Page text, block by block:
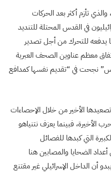
تأزم أكثر بعد الحركات
في القدس المحتلة للتنديد
يدفعه للتحرك من أجل تصدير
معظم عناوين الصحف العبرية
نجحت في “تقديم نفسها كمدافع
الأخير من خلال الإحصاءات
الأخيرة، فبينما يعزف نتنياهو
التي كبدها للفصائل
أعداد الضحايا والمصابين هنا
أن الداخل الإسرائيلي غير مقتنع